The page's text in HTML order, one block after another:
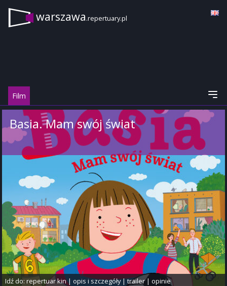
warszawa.repertuary.pl
Film
Basia. Mam swój świat
Idź do:repertuar kin|opis i szczegóły|trailer|opinie